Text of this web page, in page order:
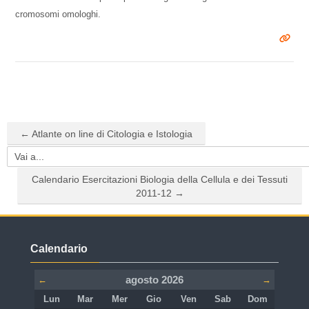
cromosomi omologhi.
← Atlante on line di Citologia e Istologia
Vai a...
Calendario Esercitazioni Biologia della Cellula e dei Tessuti
2011-12 →
Calendario
← agosto 2026
→
Lunedi
Lun Martedì
Mar Mercoledì
Mer Giovedì
Gio Venerdì
Ven Sabato
Sab Domenica
Dom